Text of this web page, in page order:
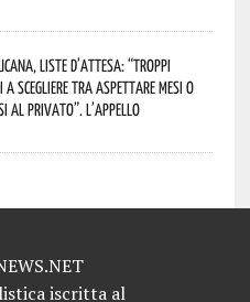
liste d’attesa: “Troppi
scegliere tra aspettare mesi o
al privato”. L’appello
iscritta al